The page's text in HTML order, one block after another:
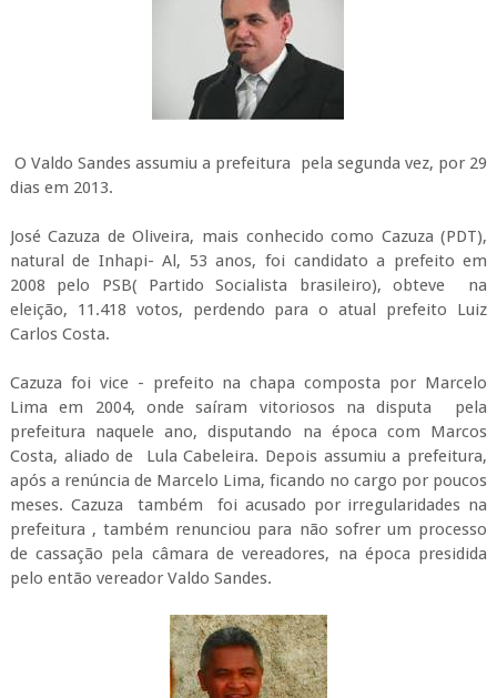
O Valdo Sandes assumiu a prefeitura pela segunda vez, por 29
dias em 2013.
José Cazuza de Oliveira, mais conhecido como Cazuza (PDT),
natural de Inhapi- Al, 53 anos, foi candidato a prefeito em
2008 pelo PSB( Partido Socialista brasileiro), obteve na
eleição, 11.418 votos, perdendo para o atual prefeito Luiz
Carlos Costa.
Cazuza foi vice - prefeito na chapa composta por Marcelo
Lima em 2004, onde saíram vitoriosos na disputa pela
prefeitura naquele ano, disputando na época com Marcos
Costa, aliado de Lula Cabeleira. Depois assumiu a prefeitura,
após a renúncia de Marcelo Lima, ficando no cargo por poucos
meses. Cazuza também foi acusado por irregularidades na
prefeitura , também renunciou para não sofrer um processo
de cassação pela câmara de vereadores, na época presidida
pelo então vereador Valdo Sandes.